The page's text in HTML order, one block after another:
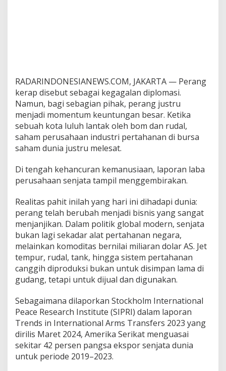
RADARINDONESIANEWS.COM, JAKARTA — Perang
kerap disebut sebagai kegagalan diplomasi.
Namun, bagi sebagian pihak, perang justru
menjadi momentum keuntungan besar. Ketika
sebuah kota luluh lantak oleh bom dan rudal,
saham perusahaan industri pertahanan di bursa
saham dunia justru melesat.
Di tengah kehancuran kemanusiaan, laporan laba
perusahaan senjata tampil menggembirakan.
Realitas pahit inilah yang hari ini dihadapi dunia:
perang telah berubah menjadi bisnis yang sangat
menjanjikan. Dalam politik global modern, senjata
bukan lagi sekadar alat pertahanan negara,
melainkan komoditas bernilai miliaran dolar AS. Jet
tempur, rudal, tank, hingga sistem pertahanan
canggih diproduksi bukan untuk disimpan lama di
gudang, tetapi untuk dijual dan digunakan.
Sebagaimana dilaporkan Stockholm International
Peace Research Institute (SIPRI) dalam laporan
Trends in International Arms Transfers 2023 yang
dirilis Maret 2024, Amerika Serikat menguasai
sekitar 42 persen pangsa ekspor senjata dunia
untuk periode 2019–2023.